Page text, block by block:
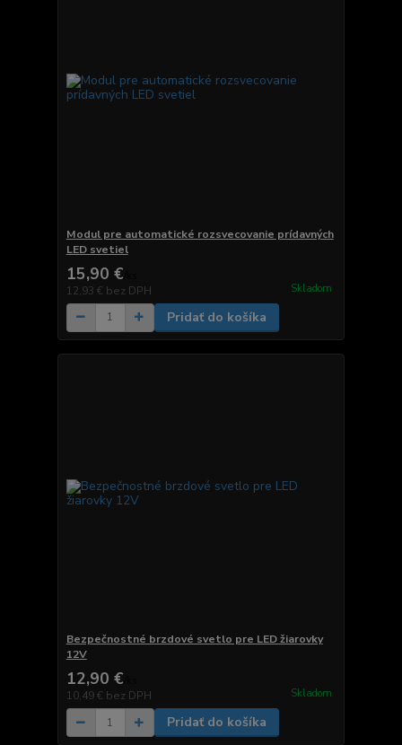
Modul pre automatické rozsvecovanie prídavných
LED svetiel
15,90 €
12,93 € bez DPH Skladom
Pridať do košíka
Bezpečnostné brzdové svetlo pre LED žiarovky
12V
12,90 €
10,49 € bez DPH Skladom
Pridať do košíka